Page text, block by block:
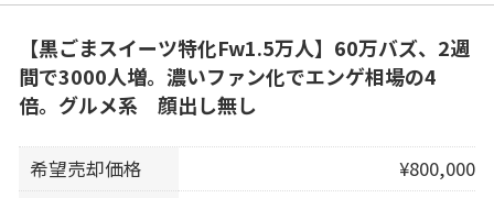
【黒ごまスイーツ特化Fw1.5万人】60万バズ、2週
間で3000人増。濃いファン化でエンゲ相場の4
倍。グルメ系 顔出し無し
希望売却価格
¥800,000